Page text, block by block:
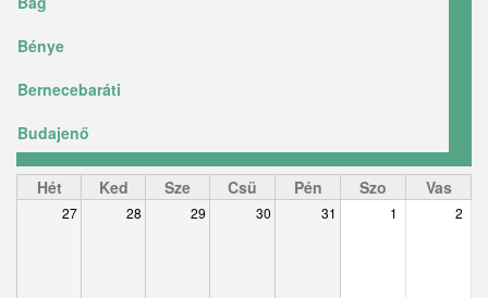
Bénye
Bernecebaráti
Budajenő
Ceglédbercel
Csemő
Hét Ked Sze Csü Pén Szo Vas
27 28 29 30 31 1 2